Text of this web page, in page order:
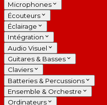
Microphones
Écouteurs
Éclairage
Intégration
Audio Visuel
Guitares & Basses
Claviers
Batteries & Percussions
Ensemble & Orchestre
Ordinateurs